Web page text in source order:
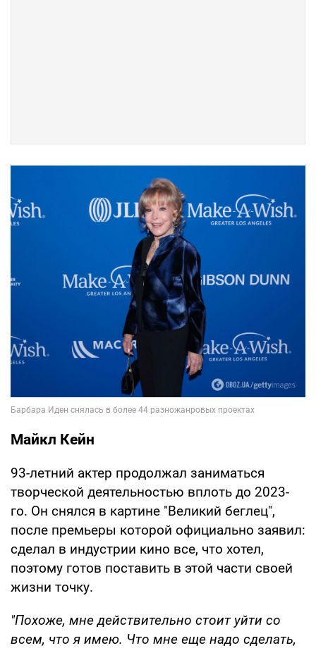
Майкл Кейн
93-летний актер продолжал заниматься
творческой деятельностью вплоть до 2023-
го. Он снялся в картине "Великий беглец",
после премьеры которой официально заявил:
сделал в индустрии кино все, что хотел,
поэтому готов поставить в этой части своей
жизни точку.
"Похоже, мне действительно стоит уйти со
всем, что я имею. Что мне еще надо сделать,